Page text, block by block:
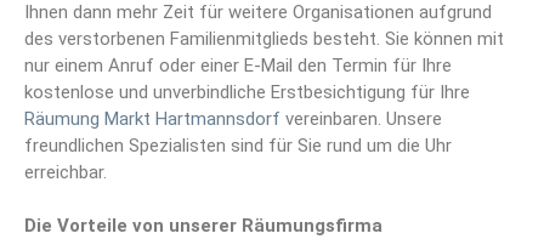
Ihnen dann mehr Zeit für weitere Organisationen aufgrund
des verstorbenen Familienmitglieds besteht. Sie können mit
nur einem Anruf oder einer E-Mail den Termin für Ihre
kostenlose und unverbindliche Erstbesichtigung für Ihre
Räumung Markt Hartmannsdorf vereinbaren. Unsere
freundlichen Spezialisten sind für Sie rund um die Uhr
erreichbar.
Die Vorteile von unserer Räumungsfirma